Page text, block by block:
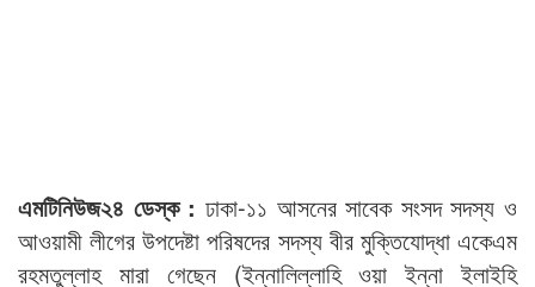
এমটিনিউজ২৪ ডেস্ক : ঢাকা-১১ আসনের সাবেক সংসদ সদস্য ও
আওয়ামী লীগের উপদেষ্টা পরিষদের সদস্য বীর মুক্তিযোদ্ধা একেএম
রহমতুল্লাহ মারা গেছেন (ইন্নালিল্লাহি ওয়া ইন্না ইলাইহি